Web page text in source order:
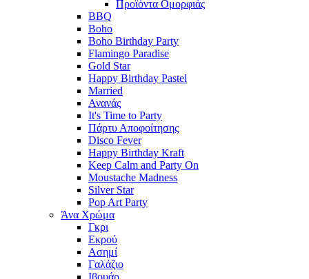
Προϊόντα Ομορφιάς
BBQ
Boho
Boho Birthday Party
Flamingo Paradise
Gold Star
Happy Birthday Pastel
Married
Ανανάς
It's Time to Party
Πάρτυ Αποφοίτησης
Disco Fever
Happy Birthday Kraft
Keep Calm and Party On
Moustache Madness
Silver Star
Pop Art Party
Άνα Χρώμα
Γκρι
Εκρού
Ασημί
Γαλάζιο